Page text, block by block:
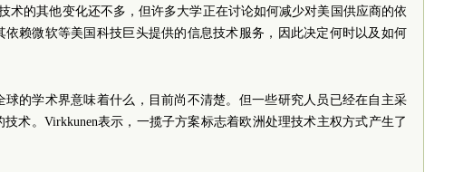
术的其他变化还不多，但许多大学正在讨论如何减少对美国供应商的依
赖微软等美国科技巨头提供的信息技术服务，因此决定何时以及如何
的学术界意味着什么，目前尚不清楚。但一些研究人员已经在自主采
术。Virkkunen表示，一揽子方案标志着欧洲处理技术主权方式产生了